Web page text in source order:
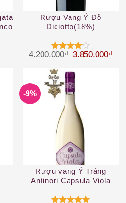
575.000₫.
Giá hiện tại là: 540.000₫.
Rượu Vang Ý Đỏ
Diciotto(18%)
Được
45 sao
4.200.000₫ Giá gốc là:
3.850.000₫
-9%
Rượu vang Ý Trắng
Antinori Capsula Viola